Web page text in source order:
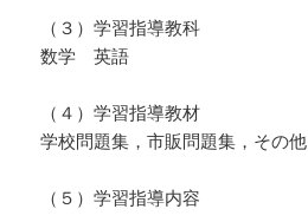
（３）学習指導教科
数学 英語
（４）学習指導教材
学校問題集，市販問題集，その他
（５）学習指導内容